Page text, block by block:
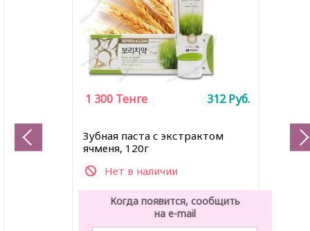
Зубная паста с экстрактом
ячменя, 120г
Нет в наличии
1 300 Тенге 312Руб.
Когда появится, сообщить
на e-mail